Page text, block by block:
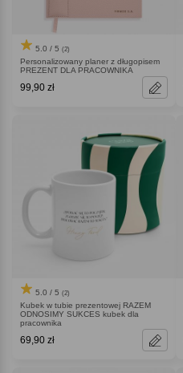
5.0 / 5 (2)
Personalizowany planer z długopisem
PREZENT DLA PRACOWNIKA
99,90 zł
5.0 / 5 (2)
Kubek w tubie prezentowej RAZEM
ODNOSIMY SUKCES kubek dla
pracownika
69,90 zł